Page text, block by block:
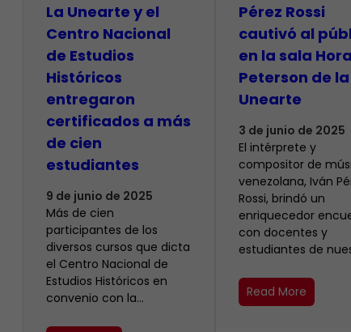
La Unearte y el
Centro Nacional
de Estudios
Históricos
entregaron
certificados a más
de cien
estudiantes
9 de junio de 2025
Más de cien
participantes de los
diversos cursos que dicta
el Centro Nacional de
Estudios Históricos en
convenio con la…
Pérez Rossi
cautivó al
en la sala
Peterson de la
Unearte
3 de junio de 2025
El intérprete y
compositor de
venezolana, Iván
Rossi, brindó un
enriquecedor
con docentes y
estudiantes de
Read More